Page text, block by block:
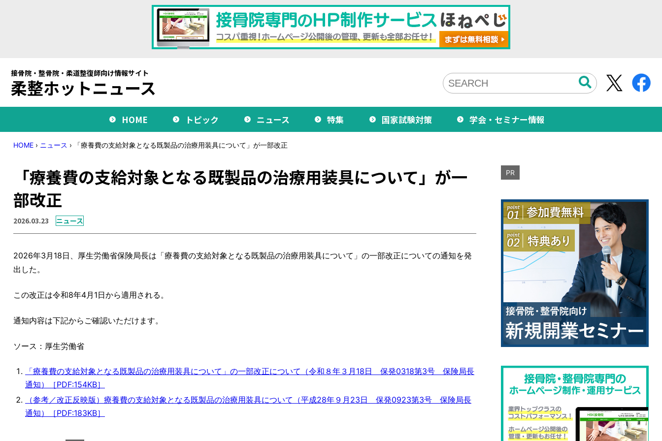
接骨院・整骨院・柔道整復師向け情報サイト
柔整ホットニュース
HOME トピック ニュース 特集 国家試験対策 学会・セミナー情報
HOME › ニュース › 「療養費の支給対象となる既製品の治療用装具について」が一部改正
「療養費の支給対象となる既製品の治療用装具について」が一
部改正
2026.03.23 ニュース
2026年3月18日、厚生労働省保険局長は「療養費の支給対象となる既製品の治療用装具について」の一部改正についての通知を発
出した。
この改正は令和8年4月1日から適用される。
通知内容は下記からご確認いただけます。
ソース：厚生労働省
「療養費の支給対象となる既製品の治療用装具について」の一部改正について（令和８年３月18日 保発0318第3号 保険局長
通知）［PDF:154KB］
（参考／改正反映版）療養費の支給対象となる既製品の治療用装具について（平成28年９月23日 保発0923第3号 保険局長
通知）［PDF:183KB］
PR